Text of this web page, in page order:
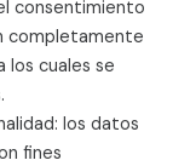
consentimiento
completamente
los cuales se
los datos
fines